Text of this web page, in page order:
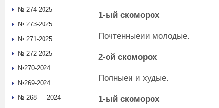
1-ый скоморох
Почтенныеии молодые.
2-ой скоморох
Полныеи и худые.
1-ый скоморох
№ 274-2025
№ 273-2025
№ 271-2025
№ 272-2025
№270-2024
№269-2024
№ 268 — 2024